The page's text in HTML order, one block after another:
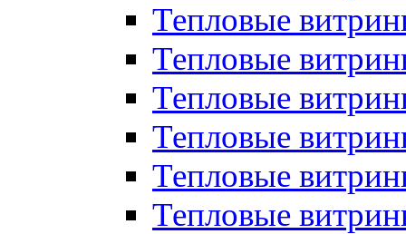
Тепловые
Тепловые
Тепловые
Тепловые
Тепловые
Тепловые